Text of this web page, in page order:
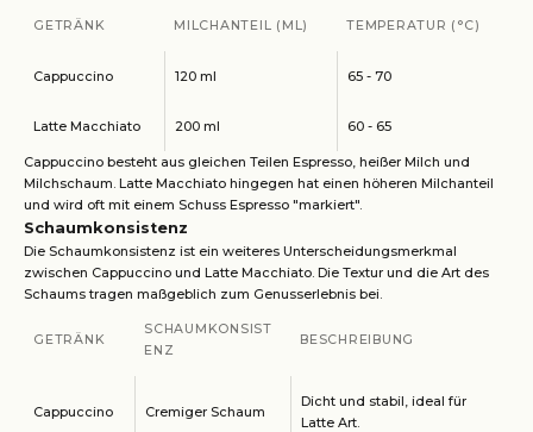
GETRÄNK MILCHANTEIL (ML) TEMPERATUR (°C)
Cappuccino 120 ml 65 - 70
Latte Macchiato 200 ml 60 - 65
Cappuccino besteht aus gleichen Teilen Espresso, heißer Milch und
Milchschaum. Latte Macchiato hingegen hat einen höheren Milchanteil
und wird oft mit einem Schuss Espresso "markiert".
Schaumkonsistenz
Die Schaumkonsistenz ist ein weiteres Unterscheidungsmerkmal
zwischen Cappuccino und Latte Macchiato. Die Textur und die Art des
Schaums tragen maßgeblich zum Genusserlebnis bei.
GETRÄNK
SCHAUMKONSIST
ENZ
BESCHREIBUNG
Cappuccino Cremiger Schaum
Dicht und stabil, ideal für
Latte Art.